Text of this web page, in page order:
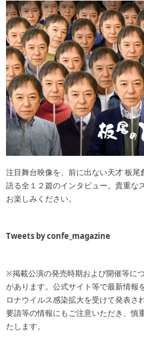
注目舞台映像を、前に出ない天才 板
語る全１２篇のインタビュー。貴重な
お楽しみください。
Tweets by confe_magazine
※掲載公演の発売時期および開催等に
があります。公式サイト等で最新情報
ロナウイルス感染拡大を受けて発表さ
要請等の情報にもご注意いただき、慎
たします。